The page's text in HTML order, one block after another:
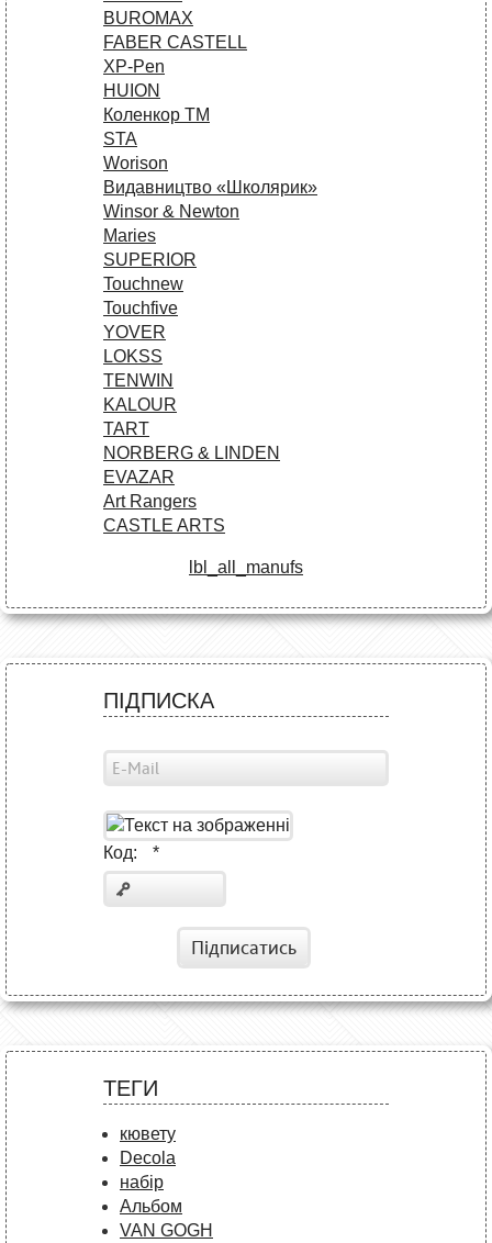
BUROMAX
FABER CASTELL
XP-Pen
HUION
Коленкор ТМ
STA
Worison
Видавництво «Школярик»
Winsor & Newton
Maries
SUPERIOR
Touchnew
Touchfive
YOVER
LOKSS
TENWIN
KALOUR
TART
NORBERG & LINDEN
EVAZAR
Art Rangers
CASTLE ARTS
lbl_all_manufs
ПІДПИСКА
Код: *
Підписатись
ТЕГИ
кювету
Decola
набір
Альбом
VAN GOGH